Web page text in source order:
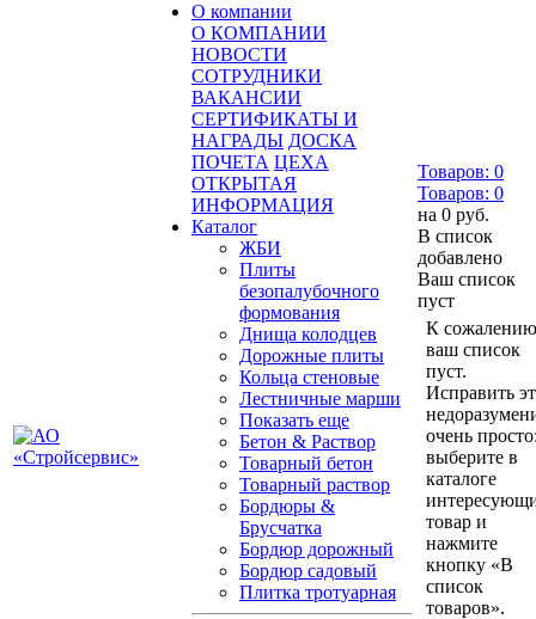
О компании
О КОМПАНИИ
НОВОСТИ
СОТРУДНИКИ
ВАКАНСИИ
СЕРТИФИКАТЫ И
НАГРАДЫ ДОСКА
ПОЧЕТА ЦЕХА
ОТКРЫТАЯ
ИНФОРМАЦИЯ
Каталог
ЖБИ
Плиты
безопалубочного
формования
Днища колодцев
Дорожные плиты
Кольца стеновые
Лестничные марши
Показать еще
Бетон & Раствор
Товарный бетон
Товарный раствор
Бордюры &
Брусчатка
Бордюр дорожный
Бордюр садовый
Плитка тротуарная
Товаров: 0
Товаров: 0
на 0 руб.
В список
добавлено
Ваш список
пуст
К
ваш список
пуст.
Исправить
очень
выберите в
каталоге
товар и
нажмите
кнопку «В
список
товаров».